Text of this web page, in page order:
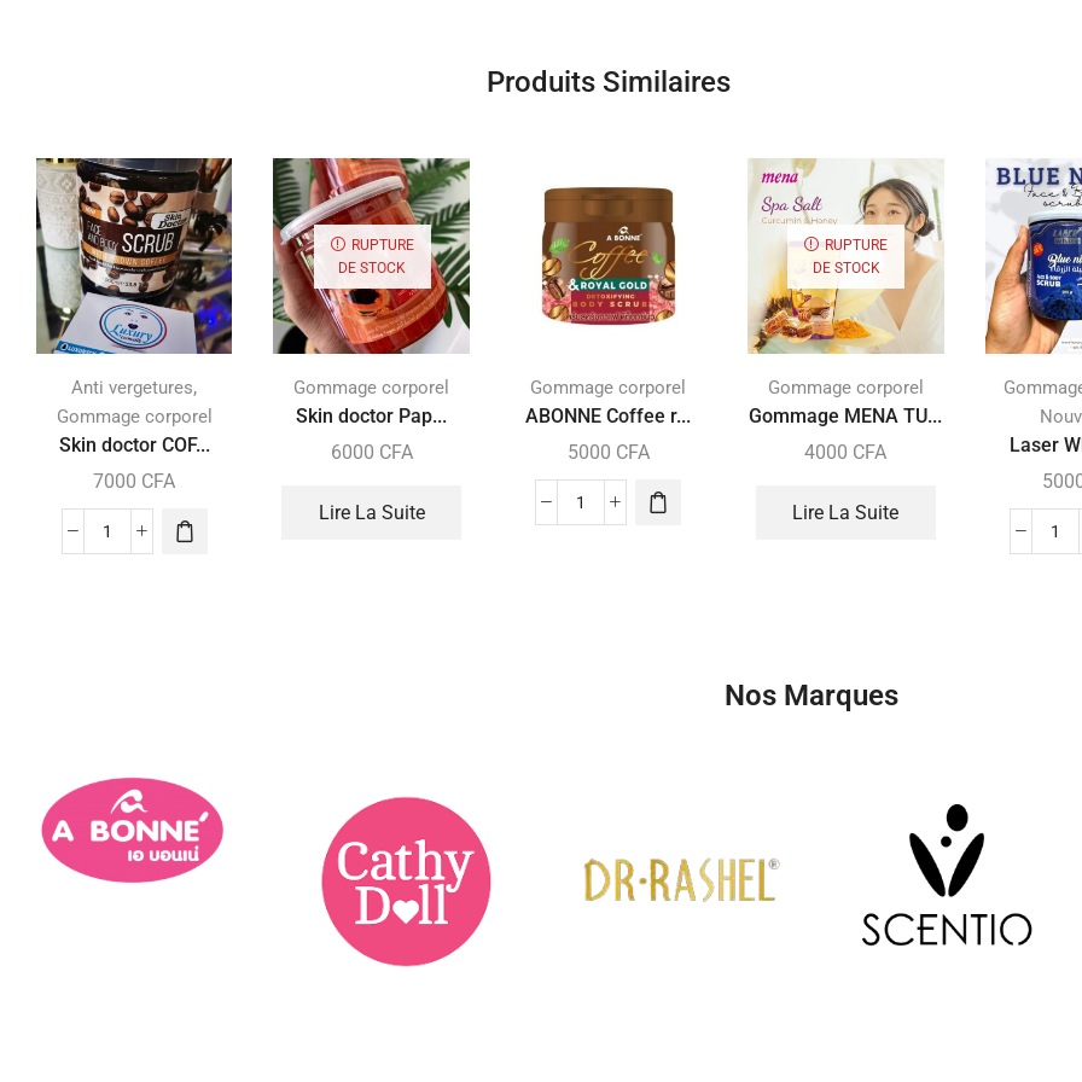
Produits Similaires
Anti vergetures,
Gommage corporel
Skin doctor COF...
7000 CFA
RUPTURE
DE STOCK
Gommage corporel
Skin doctor Pap...
6000 CFA
Lire La Suite
Gommage corporel
ABONNE Coffee r...
5000 CFA
RUPTURE
DE STOCK
Gommage corporel
Gommage MENA TU...
4000 CFA
Lire La Suite
Laser
Nos Marques